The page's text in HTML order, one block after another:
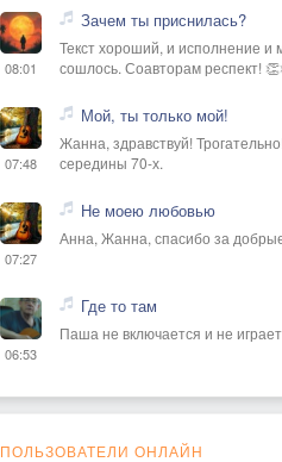
08:01
Зачем ты приснилась?
Текст хороший, и исполнение и
сошлось. Соавторам респект!
07:48
Мой, ты только мой!
Жанна, здравствуй!
середины 70-х.
07:27
Не моею любовью
Анна, Жанна, спасибо за
06:53
Где то там
Паша не включается и не играет
ПОЛЬЗОВАТЕЛИ ОНЛАЙН